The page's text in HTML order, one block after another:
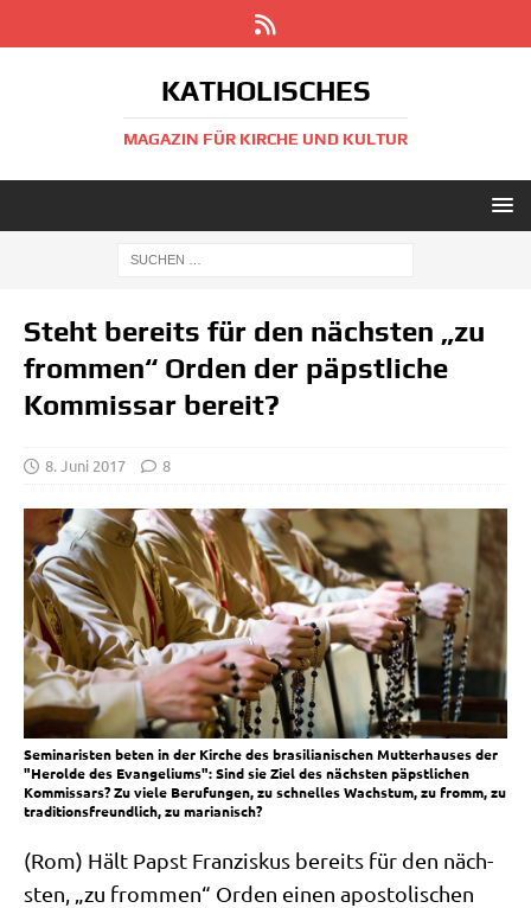
KATHOLISCHES
MAGAZIN FÜR KIRCHE UND KULTUR
Steht bereits für den nächsten „zu
frommen“ Orden der päpstliche
Kommissar bereit?
8. Juni 2017 8
Seminaristen beten in der Kirche des brasilianischen Mutterhauses der
"Herolde des Evangeliums": Sind sie Ziel des nächsten päpstlichen
Kommissars? Zu viele Berufungen, zu schnelles Wachstum, zu fromm, zu
traditionsfreundlich, zu marianisch?
(Rom) Hält Papst Fran­zis­kus bereits für den näch­
sten, „zu from­men“ Orden einen apo­sto­li­schen